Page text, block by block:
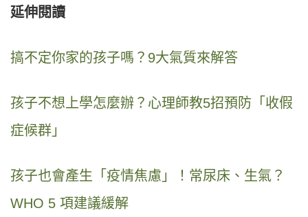
延伸閱讀
搞不定你家的孩子嗎？9大氣質來解答
孩子不想上學怎麼辦？心理師教5招預防「收假
症候群」
孩子也會產生「疫情焦慮」！常尿床、生氣？
WHO 5 項建議緩解